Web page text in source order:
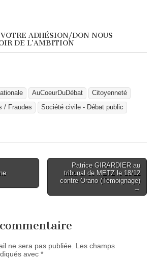
ADHÉSION/DON NOUS
DE L’AMBITION
AuCoeurDuDébat
Citoyenneté
/ Fraudes
Société civile - Débat public
Patrice GIRARDIER au
tribunal de METZ le 18/12
contre Orano (Témoignage)
→
ne sera pas publiée. Les champs
avec *